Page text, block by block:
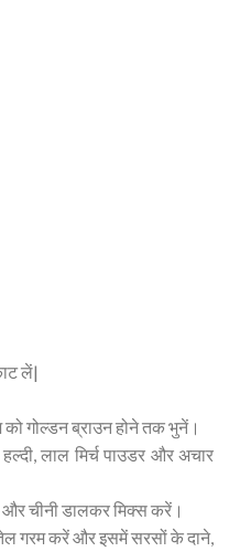
लें|
गोल्डन ब्राउन होने तक भुनें।
लाल मिर्च पाउडर और अचार
चीनी डालकर मिक्स करें।
गरम करें और इसमें सरसों के दाने,